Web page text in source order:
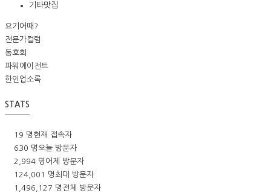
기타맛집
요기어때?
전문가컬럼
동호회
파워에이전트
한인업소록
STATS
19 명 현재 접속자
630 명오늘 방문자
2,994 명 어제 방문자
124,001 명 최대 방문자
1,496,127 명 전체 방문자